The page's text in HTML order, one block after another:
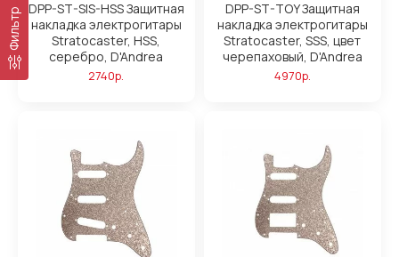
Фильтр DPP-ST-SIS-HSS Защитная
накладка электрогитары
Stratocaster, HSS,
серебро, D'Andrea
2740р.
DPP-ST-TOY Защитная
накладка электрогитары
Stratocaster, SSS, цвет
черепаховый, D'Andrea
4970р.